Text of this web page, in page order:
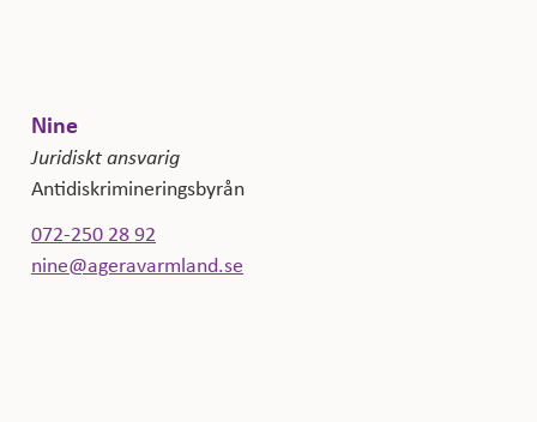
Nine
Juridiskt ansvarig
Antidiskrimineringsbyrån
072-250 28 92
nine@ageravarmland.se